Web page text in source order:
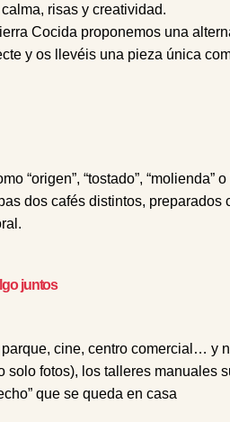
risas y creatividad.
Cocida proponemos una
y os llevéis una pieza única
“tostado”, “molienda”
dos cafés distintos, preparados
juntos
cine, centro comercial… y
fotos), los talleres manuales
que se queda en casa